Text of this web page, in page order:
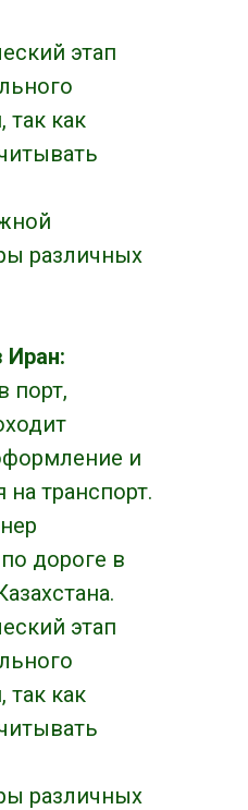
этап
так как
различных
Иран:
порт,
и
на транспорт.
дороге в
этап
так как
различных